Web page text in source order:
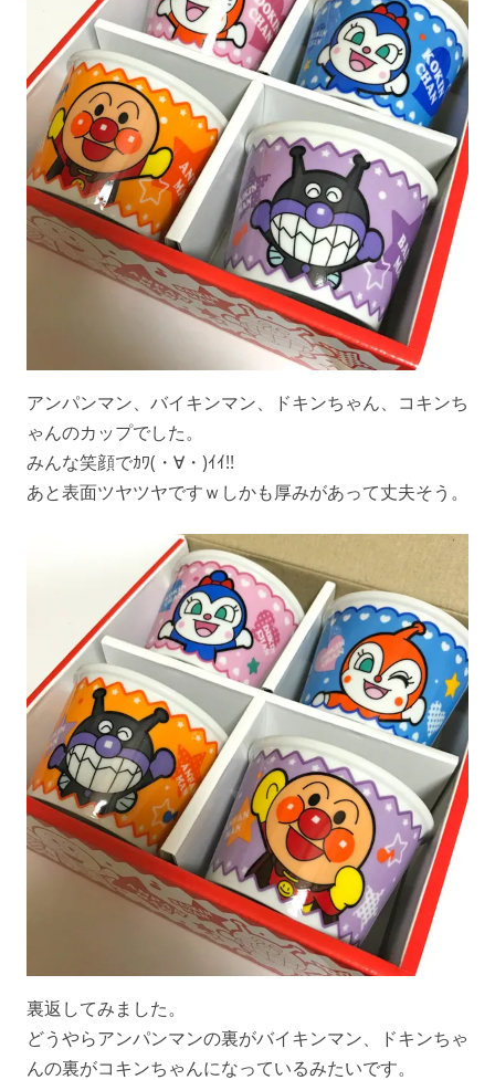
アンパンマン、バイキンマン、ドキンちゃん、コキンち
ゃんのカップでした。
みんな笑顔でｶﾜ(・∀・)ｲｲ!!
あと表面ツヤツヤですｗしかも厚みがあって丈夫そう。
裏返してみました。
どうやらアンパンマンの裏がバイキンマン、ドキンちゃ
んの裏がコキンちゃんになっているみたいです。